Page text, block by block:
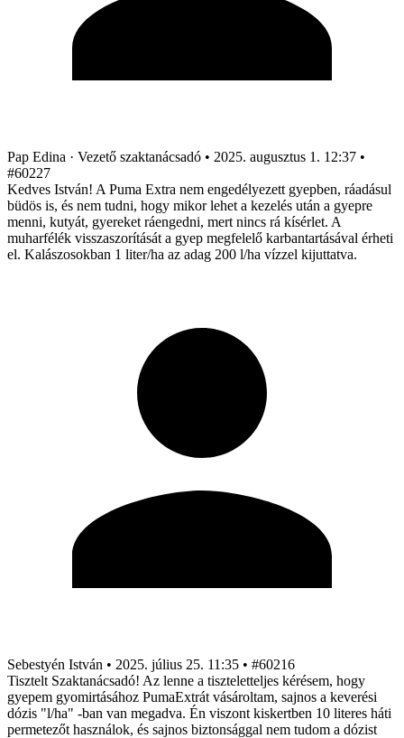
Pap Edina · Vezető szaktanácsadó • 2025. augusztus 1. 12:37 •
#60227
Kedves István! A Puma Extra nem engedélyezett gyepben, ráadásul
büdös is, és nem tudni, hogy mikor lehet a kezelés után a gyepre
menni, kutyát, gyereket ráengedni, mert nincs rá kísérlet. A
muharfélék visszaszorítását a gyep megfelelő karbantartásával érheti
el. Kalászosokban 1 liter/ha az adag 200 l/ha vízzel kijuttatva.
Sebestyén István • 2025. július 25. 11:35 • #60216
Tisztelt Szaktanácsadó! Az lenne a tiszteletteljes kérésem, hogy
gyepem gyomirtásához PumaExtrát vásároltam, sajnos a keverési
dózis "l/ha" -ban van megadva. Én viszont kiskertben 10 literes háti
permetezőt használok, és sajnos biztonsággal nem tudom a dózist